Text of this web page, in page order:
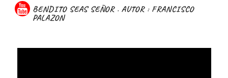
BENDITO SEAS SEÑOR . AUTOR : FRANCISCO
PALAZON